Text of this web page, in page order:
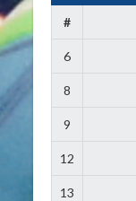
#
6
8
9
12
13